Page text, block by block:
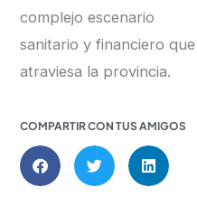
complejo escenario
sanitario y financiero que
atraviesa la provincia.
COMPARTIR CON TUS AMIGOS